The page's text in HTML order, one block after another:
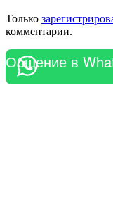
Только
комментарии.
Общение в